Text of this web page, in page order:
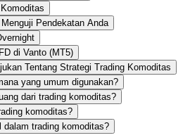
Pendekatan Anda
di Vanto (MT5)
Tentang Strategi Trading Komoditas
yang umum digunakan?
dari trading komoditas?
komoditas?
trading komoditas?